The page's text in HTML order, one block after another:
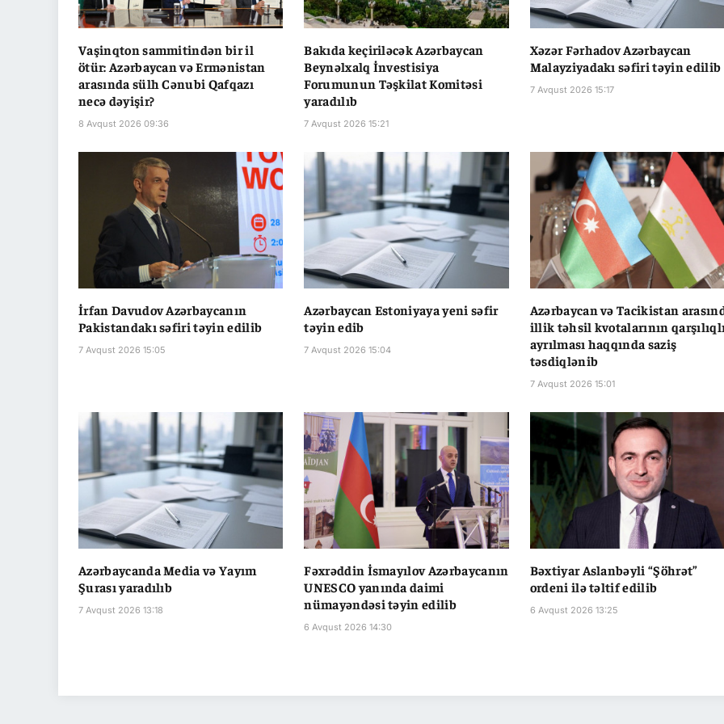
Vaşinqton sammitindən bir il
ötür: Azərbaycan və Ermənistan
arasında sülh Cənubi Qafqazı
necə dəyişir?
8 Avqust 2026 09:36
Bakıda keçiriləcək Azərbaycan
Beynəlxalq İnvestisiya
Forumunun Təşkilat Komitəsi
yaradılıb
7 Avqust 2026 15:21
Xəzər Fərhadov Azərbaycan
Malayziyadakı səfiri təyin edilib
7 Avqust 2026 15:17
İrfan Davudov Azərbaycanın
Pakistandakı səfiri təyin edilib
7 Avqust 2026 15:05
Azərbaycan Estoniyaya yeni səfir
təyin edib
7 Avqust 2026 15:04
Azərbaycan və Tacikistan
illik təhsil kvotalarının
ayrılması haqqında saziş
təsdiqlənib
7 Avqust 2026 15:01
Azərbaycanda Media və Yayım
Şurası yaradılıb
7 Avqust 2026 13:18
Fəxrəddin İsmayılov Azərbaycanın
UNESCO yanında daimi
nümayəndəsi təyin edilib
6 Avqust 2026 14:30
Bəxtiyar Aslanbəyli “Şöhrət”
ordeni ilə təltif edilib
6 Avqust 2026 13:25